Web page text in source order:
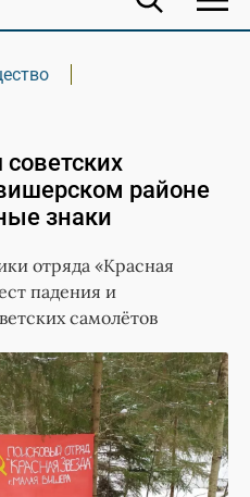
районе
знаки
отряда «Красная
падения и
самолётов